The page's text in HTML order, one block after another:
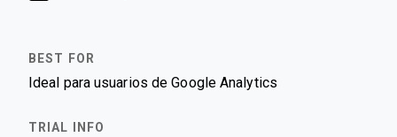
Ideal para usuarios de Google Analytics